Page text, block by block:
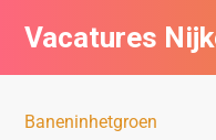
Vacatures
Baneninhetgroen